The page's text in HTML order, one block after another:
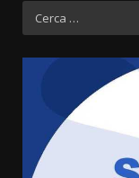
Ricerca
per: